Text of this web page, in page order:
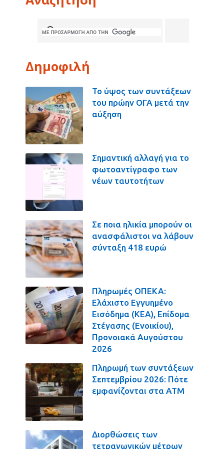
Δημοφιλή
Το ύψος των συντάξεων
του πρώην ΟΓΑ μετά την
αύξηση
Σημαντική αλλαγή για το
φωτοαντίγραφο των
νέων ταυτοτήτων
Σε ποια ηλικία μπορούν οι
ανασφάλιστοι να λάβουν
σύνταξη 418 ευρώ
Πληρωμές ΟΠΕΚΑ:
Ελάχιστο Εγγυημένο
Εισόδημα (ΚΕΑ), Επίδομα
Στέγασης (Ενοικίου),
Προνοιακά Αυγούστου
2026
Πληρωμή των συντάξεων
Σεπτεμβρίου 2026: Πότε
εμφανίζονται στα ΑΤΜ
Διορθώσεις των
τετραγωνικών μέτρων